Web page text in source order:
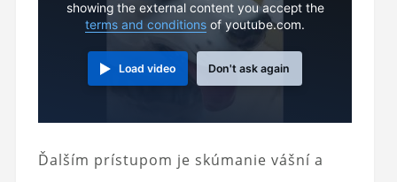
showing the external content you accept the
terms and conditions of youtube.com.
Load video Don't ask again
Ďalším prístupom je skúmanie vášní a